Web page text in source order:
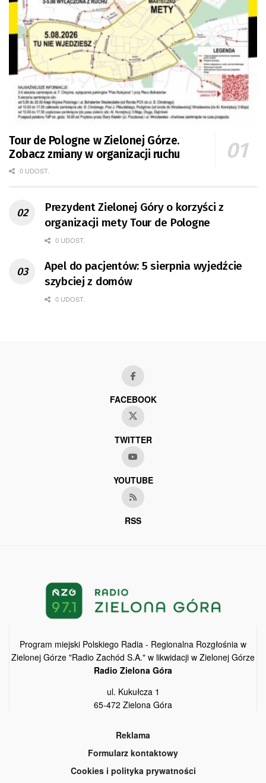
Tour de Pologne w Zielonej Górze.
Zobacz zmiany w organizacji ruchu
0 UDOST.
Prezydent Zielonej Góry o korzyści z
organizacji mety Tour de Pologne
0 UDOST.
Apel do pacjentów: 5 sierpnia wyjedźcie
szybciej z domów
0 UDOST.
FACEBOOK
TWITTER
YOUTUBE
RSS
Program miejski Polskiego Radia - Regionalna Rozgłośnia w
Zielonej Górze "Radio Zachód S.A." w likwidacji w Zielonej Górze
Radio Zielona Góra
ul. Kukułcza 1
65-472 Zielona Góra
Reklama
Formularz kontaktowy
Cookies i polityka prywatności